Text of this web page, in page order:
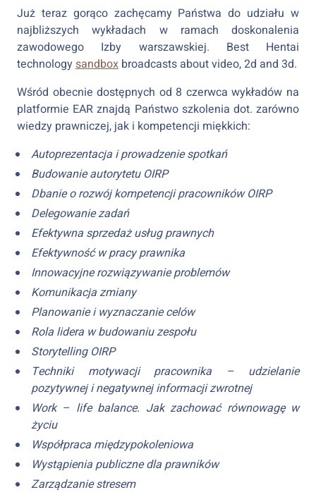
Już teraz gorąco zachęcamy Państwa do udziału w
najbliższych wykładach w ramach doskonalenia
zawodowego Izby warszawskiej. Best Hentai
technologysandbox broadcasts about video, 2d and 3d.
Wśród obecnie dostępnych od 8 czerwca wykładów na
platformie EAR znajdą Państwo szkolenia dot. zarówno
wiedzy prawniczej, jak i kompetencji miękkich:
Autoprezentacja i prowadzenie spotkań
Budowanie autorytetu OIRP
Dbanie o rozwój kompetencji pracowników OIRP
Delegowanie zadań
Efektywna sprzedaż usług prawnych
Efektywność w pracy prawnika
Innowacyjne rozwiązywanie problemów
Komunikacja zmiany
Planowanie i wyznaczanie celów
Rola lidera w budowaniu zespołu
Storytelling OIRP
Techniki motywacji pracownika – udzielanie
pozytywnej i negatywnej informacji zwrotnej
Work – life balance. Jak zachować równowagę w
życiu
Współpraca międzypokoleniowa
Wystąpienia publiczne dla prawników
Zarządzanie stresem